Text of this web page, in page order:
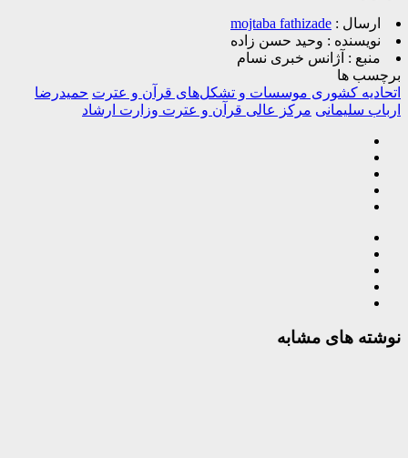
ارسال : mojtaba fathizade
نویسنده : وحید حسن زاده
منبع : آژانس خبری نسام
برچسب ها
اتحادیه کشوری موسسات و تشکل‌های قرآن و عترت حمیدرضا
ارباب سلیمانی مرکز عالی قرآن و عترت وزارت ارشاد
نوشته های مشابه